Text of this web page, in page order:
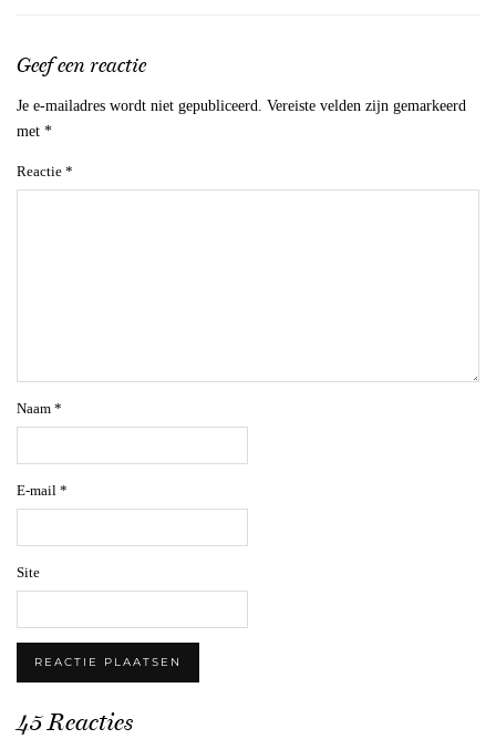
Geef een reactie
Je e-mailadres wordt niet gepubliceerd. Vereiste velden zijn gemarkeerd
met *
Reactie *
Naam *
E-mail *
Site
45 Reacties